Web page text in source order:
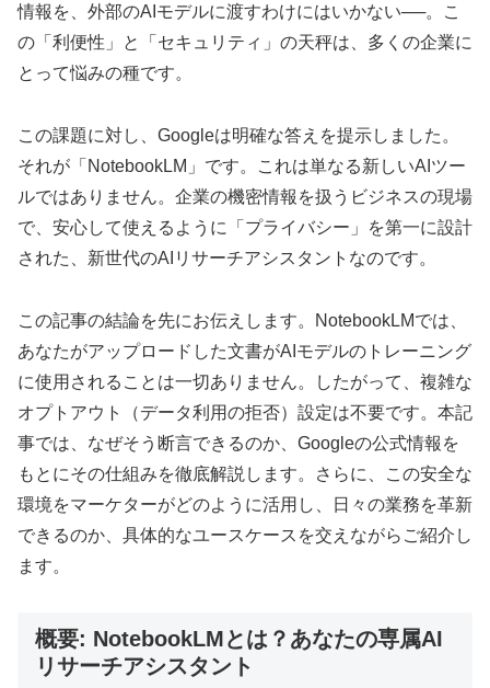
情報を、外部のAIモデルに渡すわけにはいかない──。こ
の「利便性」と「セキュリティ」の天秤は、多くの企業に
とって悩みの種です。
この課題に対し、Googleは明確な答えを提示しました。
それが「NotebookLM」です。これは単なる新しいAIツー
ルではありません。企業の機密情報を扱うビジネスの現場
で、安心して使えるように「プライバシー」を第一に設計
された、新世代のAIリサーチアシスタントなのです。
この記事の結論を先にお伝えします。NotebookLMでは、
あなたがアップロードした文書がAIモデルのトレーニング
に使用されることは一切ありません。したがって、複雑な
オプトアウト（データ利用の拒否）設定は不要です。本記
事では、なぜそう断言できるのか、Googleの公式情報を
もとにその仕組みを徹底解説します。さらに、この安全な
環境をマーケターがどのように活用し、日々の業務を革新
できるのか、具体的なユースケースを交えながらご紹介し
ます。
概要: NotebookLMとは？あなたの専属AI
リサーチアシスタント